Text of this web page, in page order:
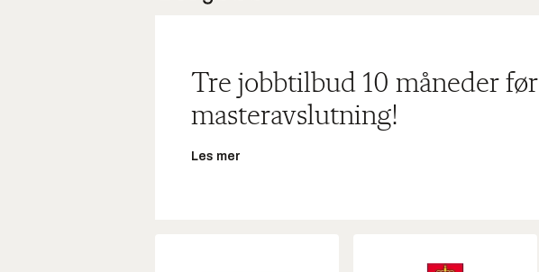
Tre jobbtilbud 10 måneder før
masteravslutning!
Les mer